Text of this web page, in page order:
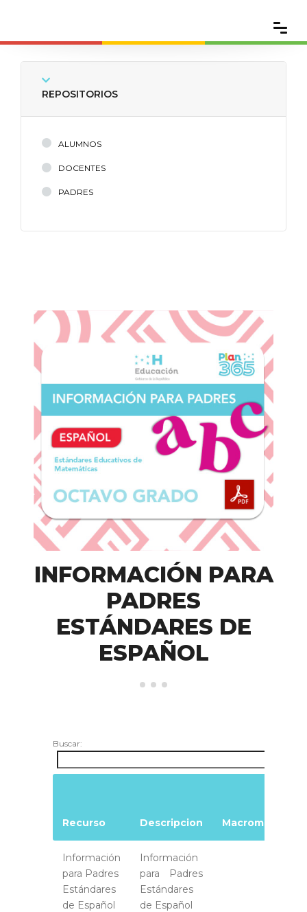
REPOSITORIOS
ALUMNOS
DOCENTES
PADRES
INFORMACIÓN PARA
PADRES
ESTÁNDARES DE
ESPAÑOL
Buscar:
Recurso Descripcion Macromedia
Información
para Padres
Estándares
de Español
Información
para Padres
Estándares
de Español